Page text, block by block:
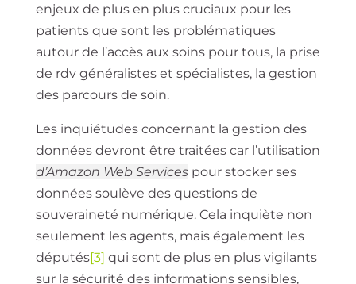
enjeux de plus en plus cruciaux pour les
patients que sont les problématiques
autour de l’accès aux soins pour tous, la prise
de rdv généralistes et spécialistes, la gestion
des parcours de soin.
Les inquiétudes concernant la gestion des
données devront être traitées car l’utilisation
d’Amazon Web Servicespour stocker ses
données soulève des questions de
souveraineté numérique. Cela inquiète non
seulement les agents, mais également les
députés[3] qui sont de plus en plus vigilants
sur la sécurité des informations sensibles,